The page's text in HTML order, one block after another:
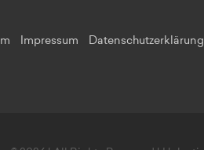
Impressum Datenschutzerklärung